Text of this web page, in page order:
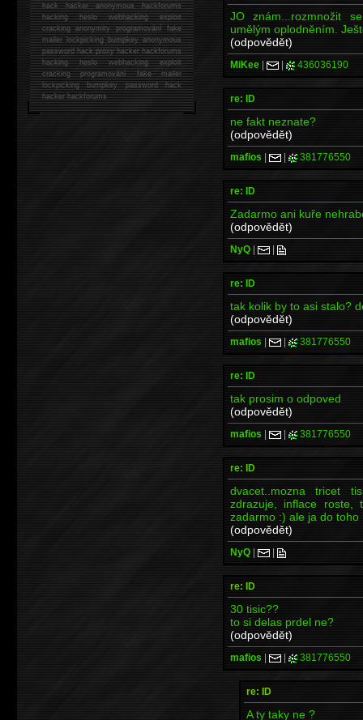
JO znám...rozmnožit
umělým oplodněním.
(odpovědět)
MiKee | | 436036190
re: ID
ne fakt neznate?
(odpovědět)
mafios | | 381776550
re: ID
Zadarmo ani kuře
(odpovědět)
NyQ | |
re: ID
tak kolik by to asi stalo?
(odpovědět)
mafios | | 381776550
re: ID
tak prosim o odpoved
(odpovědět)
mafios | | 381776550
re: ID
dvacet..mozna tricet
zdrazuje, inflace
zadarmo :) ale ja do
(odpovědět)
NyQ | |
re: ID
30 tisic??
to si delas prdel ne?
(odpovědět)
mafios | | 381776550
re: ID
A ty taky ne ?
hackhacker anonymous hackforums
hackingheslo webhacking exploit
cracking anonymity programování fake
mailer lockpicking bumpkey anonymous
password hack proxy hacker hackforums
hacking heslo webhacking exploit
cracking programování fake mailer
lockpicking bumpkey password hack
hackerhackforums